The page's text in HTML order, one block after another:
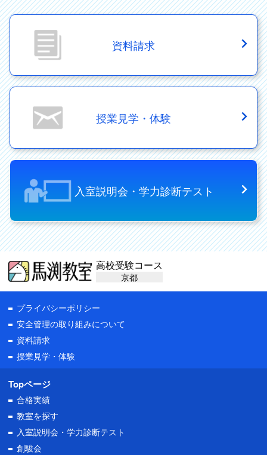
資料請求
授業見学・体験
入室説明会・学力診断テスト
高校受験コース
京都
プライバシーポリシー
安全管理の取り組みについて
資料請求
授業見学・体験
Topページ
合格実績
教室を探す
入室説明会・ 学力診断テスト
創駿会